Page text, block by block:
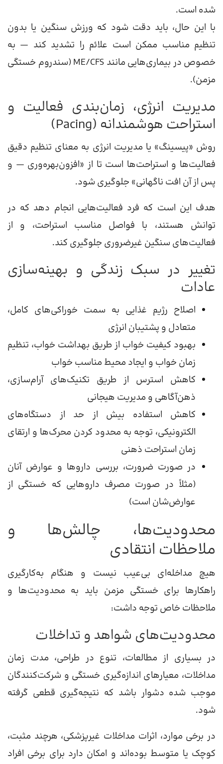
شده است.
با این حال، باید دقت شود که ورزش سنگین یا بدون
تنظیم مناسب ممکن است علائم را تشدید کند — به
خصوص در بیماری‌هایی مانند ME/CFS (سندروم خستگی
مزمن).
مدیریت انرژی، زمان‌بندی فعالیت و
استراحت هوشمندانه (Pacing)
روش «پیسینگ» یا مدیریت انرژی به معنای تنظیم دقیق
فعالیت‌ها و استراحت‌ها است تا از «افزون‌بهره‌وری — و
پس از آن افت ناگهانی» جلوگیری شود.
هدف این است که فرد فعالیت‌هایی انجام دهد که در
توانش هستند، با فواصل مناسب استراحت، و از
فعالیت‌های سنگین غیرضروری جلوگیری کند.
تغییر در سبک زندگی و بهینه‌سازی
عادات
اصلاح رژیم غذایی به سمت خوراکی‌های کامل،
متعادل و پشتیبان انرژی
بهبود کیفیت خواب از طریق بهداشت خواب، تنظیم
زمان خواب و ایجاد محیط مناسب خواب
کاهش استرس از طریق تکنیک‌های آرام‌سازی،
ذهن‌آگاهی و مدیریت هیجانی
کاهش استفاده بیش از حد از دستگاه‌های
الکترونیکی، توجه به محدود کردن محرک‌ها و ارتقای
زمان استراحت ذهنی
در صورت ضرورت، بررسی داروها و عوارض آنان
(مثلاً در صورت مصرف داروهایی که خستگی از
عوارض‌شان است)
محدودیت‌ها، چالش‌ها و
ملاحظات انتقادی
هیچ مداخله‌ای بی‌عیب نیست و هنگام به‌کارگیری
راهکارها برای خستگی مزمن باید به محدودیت‌ها و
ملاحظات خاص توجه داشت:
محدودیت‌های شواهد و تداخلات
در بسیاری از مطالعات، تنوع در طراحی، مدت زمان
مداخلات، معیارهای اندازه‌گیری خستگی و شرکت‌کنندگان
موجب شده دشوار باشد که نتیجه‌گیری قطعی گرفته
شود.
در برخی موارد، اثرات مداخلات غیرپزشکی، هرچند مثبت،
کوچک یا متوسط بوده‌اند و امکان دارد برای برخی افراد